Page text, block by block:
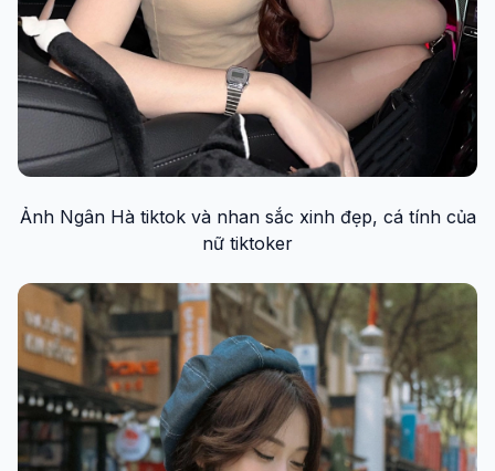
Ảnh Ngân Hà tiktok và nhan sắc xinh đẹp, cá tính của
nữ tiktoker